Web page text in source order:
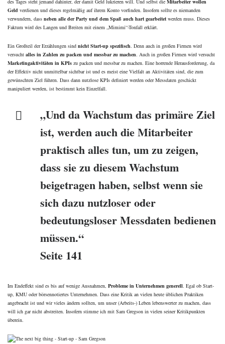
des Tages steht jemand dahinter, der damit Geld lukrieren will. Und selbst die Mitarbeiter wollen
Geld verdienen und dieses regelmäßig auf ihrem Konto vorfinden. Insofern sollte es niemanden
verwundern, dass neben alle der Party und dem Spaß auch hart gearbeitet werden muss. Dieses
Faktum wird des Langen und Breiten mit einem „Mimimi“-Tonfall erklärt.
Ein Großteil der Erzählungen sind nicht Start-up spezifisch. Denn auch in großen Firmen wird
versucht alles in Zahlen zu packen und messbar zu machen. Auch in großen Firmen wird versucht
Marketingaktivitäten in KPIs zu packen und messbar zu machen. Eine horrende Herausforderung, da
der Effektiv nicht unmittelbar sichtbar ist und es meist eine Vielfalt an Aktivitäten sind, die zum
gewünschten Ziel führen. Dass dann nutzlose KPIs definiert werden oder Messdaten geschickt
manipuliert werden, ist bestimmt kein Einzelfall.
„Und da Wachstum das primäre Ziel
ist, werden auch die Mitarbeiter
praktisch alles tun, um zu zeigen,
dass sie zu diesem Wachstum
beigetragen haben, selbst wenn sie
sich dazu nutzloser oder
bedeutungsloser Messdaten bedienen
müssen.“
Seite 141
Im Endeffekt sind es bis auf wenige Ausnahmen, Probleme in Unternehmen generell. Egal ob Start-
up, KMU oder börsennotiertes Unternehmen. Dass eine Kritik an vielen heute üblichen Praktiken
angebracht ist und wir vieles ändern sollten, um unser (Arbeits-) Leben lebenswerter zu machen, dass
will ich gar nicht abstreiten. Insofern stimme ich mit Sam Gregson in vielen seiner Kritikpunkten
überein.